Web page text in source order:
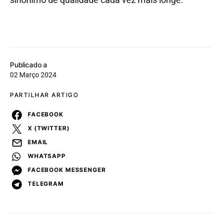
Publicado a
02 Março 2024
PARTILHAR ARTIGO
FACEBOOK
X (TWITTER)
EMAIL
WHATSAPP
FACEBOOK MESSENGER
TELEGRAM